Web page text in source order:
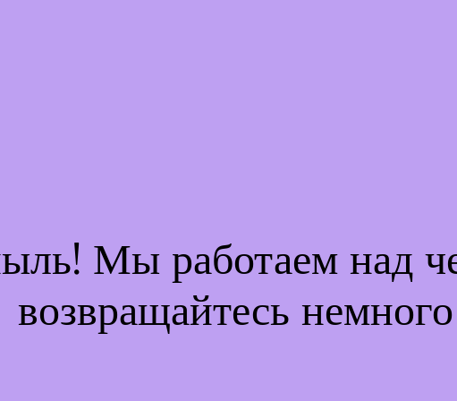
Мы работаем над
возвращайтесь